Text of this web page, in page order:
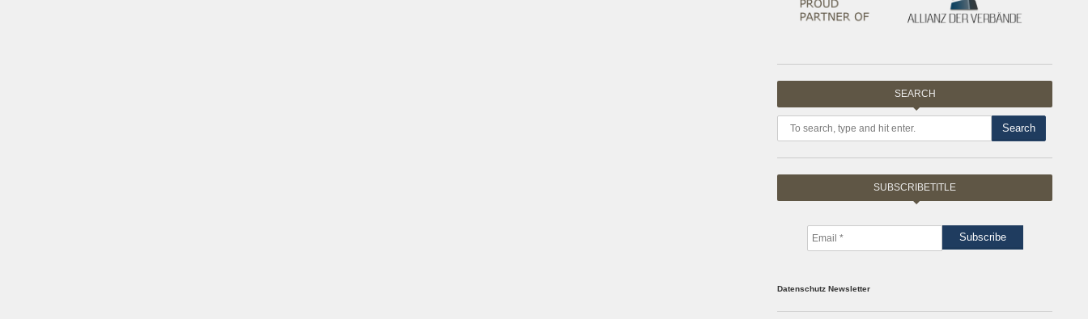
SEARCH
Search
SUBSCRIBETITLE
Datenschutz Newsletter